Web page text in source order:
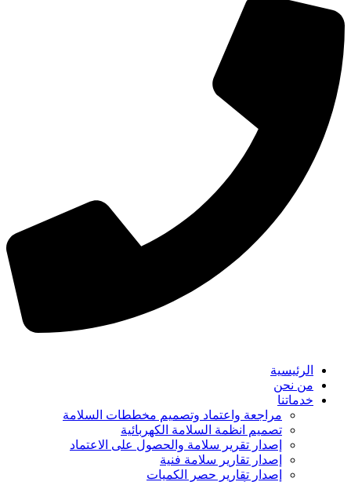
الرئيسية
من نحن
خدماتنا
مراجعة واعتماد وتصميم مخططات السلامة
تصميم انظمة السلامة الكهربائية
إصدار تقرير سلامة والحصول على الاعتماد
إصدار تقارير سلامة فنية
إصدار تقارير حصر الكميات